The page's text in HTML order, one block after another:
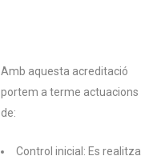
Amb aquesta acreditació
portem a terme actuacions
de:
Control inicial: Es realitza